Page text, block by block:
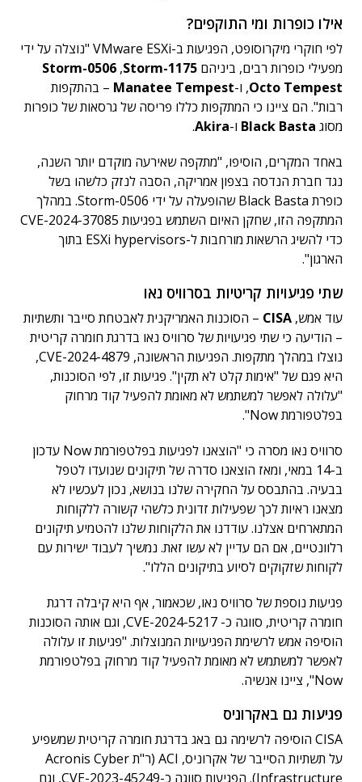
אילו כופרות ומי התוקפים?
לפי חוקרי מיקרוסופט, הפגיעות ב-VMware ESXi "נוצלה על ידי
מפעילי כופרות רבים, ביניהם
Storm-0506 ,Storm-1175
,Octo Tempest ו-Manatee Tempest – בהתקפות
רבות". הם ציינו כי המתקפות כללו פריסה של גרסאות של כופרות
מסוג Black Basta ו-Akira
.
באחד המקרים, הוסיפו, "מתקפה שאירעה מוקדם יותר השנה,
נגד חברת הנדסה בצפון אמריקה, הסבה לנזק כלשהו בשל
כופרת Black Basta שהופעלה על ידי Storm-0506. במהלך
המתקפה הזו, שחקן האיום השתמש בפגיעות CVE-2024-37085
כדי להשיג הרשאות מורחבות ל-ESXi hypervisors בתוך
הארגון".
שתי פגיעויות קריטיות בסרוויס נאו
עוד אמש, CISA – הסוכנות האמריקנית לאבטחת סייבר ותשתיות
– הודיעה כי שתי פגיעויות של סרוויס נאו בדרגת חומרה קריטית
נוצלו במהלך מתקפות. הפגיעות הראשונה, CVE-2024-4879,
היא פגם של "אימות קלט לא תקין". פגיעות זו, לפי הסוכנות,
"עלולה לאפשר למשתמש לא מאומת להפעיל קוד מרחוק
בפלטפורמת Now".
סרוויס נאו מסרה כי "הוצאנו לפגיעות בפלטפורמת Now עדכון
ב-14 במאי, ומאז הוצאנו סדרה של תיקונים שנועדו לטפל
בבעיה. בהתבסס על החקירה שלנו בנושא, נכון לעכשיו לא
מצאנו ראיות לכך שפעילות זדונית כלשהי קשורה ללקוחות
המתארחים אצלנו. עודדנו את הלקוחות שלנו להטמיע תיקונים
רלוונטיים, אם הם עדיין לא עשו זאת. נמשיך לעבוד ישירות עם
לקוחות שזקוקים לסיוע בתיקונים הללו".
פגיעות נוספת של סרוויס נאו, שכאמור, אף היא קיבלה דרגת
חומרה קריטית, סווגה כ- CVE-2024-5217, וגם אותה הסוכנות
הוסיפה אמש לרשימת הפגיעויות המנוצלות. "פגיעות זו עלולה
לאפשר למשתמש לא מאומת להפעיל קוד מרחוק בפלטפורמת
Now", ציינו אנשיה.
פגיעות גם באקרוניס
CISA הוסיפה לרשימה גם באג בדרגת חומרה קריטית שמשפיע
על תשתיות הסייבר של אקרוניס, ACI (ר"ת Acronis Cyber
Infrastructure). הפגיעות סווגה כ-CVE-2023-45249, וגם